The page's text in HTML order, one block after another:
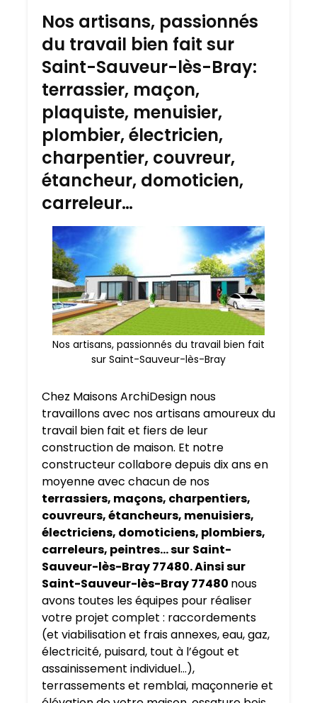
Nos artisans, passionnés
du travail bien fait sur
Saint-Sauveur-lès-Bray:
terrassier, maçon,
plaquiste, menuisier,
plombier, électricien,
charpentier, couvreur,
étancheur, domoticien,
carreleur…
Nos artisans, passionnés du travail bien fait
sur Saint-Sauveur-lès-Bray
Chez Maisons ArchiDesign nous
travaillons avec nos artisans amoureux du
travail bien fait et fiers de leur
construction de maison. Et notre
constructeur collabore depuis dix ans en
moyenne avec chacun de nos
terrassiers, maçons, charpentiers,
couvreurs, étancheurs, menuisiers,
électriciens, domoticiens, plombiers,
carreleurs, peintres… sur Saint-
Sauveur-lès-Bray 77480. Ainsi sur
Saint-Sauveur-lès-Bray 77480 nous
avons toutes les équipes pour réaliser
votre projet complet : raccordements
(et viabilisation et frais annexes, eau, gaz,
électricité, puisard, tout à l’égout et
assainissement individuel…),
terrassements et remblai, maçonnerie et